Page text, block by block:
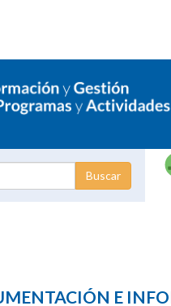
E